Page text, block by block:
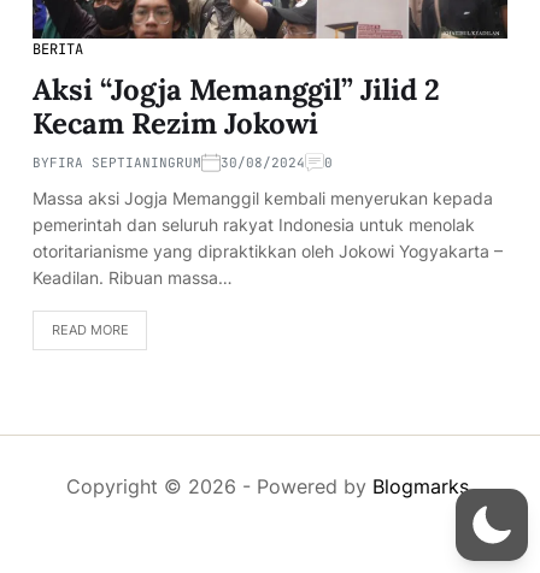
BERITA
Aksi “Jogja Memanggil” Jilid 2
Kecam Rezim Jokowi
BYFIRA SEPTIANINGRUM 30/08/2024 0
Massa aksi Jogja Memanggil kembali menyerukan kepada
pemerintah dan seluruh rakyat Indonesia untuk menolak
otoritarianisme yang dipraktikkan oleh Jokowi Yogyakarta –
Keadilan. Ribuan massa…
READ MORE
Copyright © 2026 - Powered by Blogmarks.